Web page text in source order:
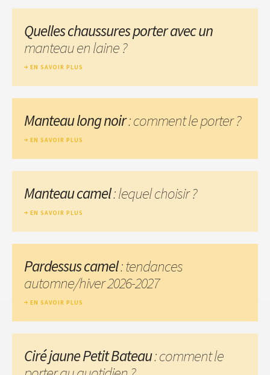
Quelles chaussures porter avec un
manteau en laine ?
EN SAVOIR PLUS
Manteau long noir: comment le porter ?
EN SAVOIR PLUS
Manteau camel: lequel choisir ?
EN SAVOIR PLUS
Pardessus camel: tendances
automne/hiver 2026-2027
EN SAVOIR PLUS
Ciré jaune Petit Bateau: comment le